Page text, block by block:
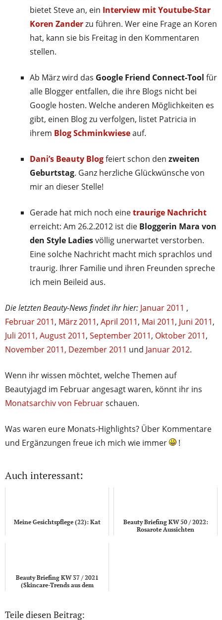
bietet Steve an, ein Interview mit Youtube-Star
Koren Zanderzu führen. Wer eine Frage an Koren
hat, kann sie bis Freitag in den Kommentaren
stellen.
Ab März wird das Google Friend Connect-Tool für
alle Blogger entfallen, die ihre Blogs nicht bei
Google hosten. Welche anderen Möglichkeiten es
gibt, einen Blog zu verfolgen, listet Patricia in
ihrem Blog Schminkwieseauf.
Dani’s Beauty Blogfeiert schon den zweiten
Geburtstag. Ganz herzliche Glückwünsche von
mir an dieser Stelle!
Gerade hat mich noch einetraurige Nachricht
erreicht: Am 26.2.2012 ist die Bloggerin Mara von
den Style Ladiesvöllig unerwartet verstorben.
Eine solche Nachricht macht mich sprachlos und
traurig. Ihrer Familie und ihren Freunden spreche
ich mein Beileid aus.
Die letzten Beauty-News findet ihr hier: Januar 2011 ,
Februar 2011, März 2011, April 2011, Mai 2011, Juni 2011,
Juli 2011, August 2011, September 2011, Oktober 2011,
November 2011, Dezember 2011 und Januar 2012.
Wenn ihr wissen möchtet, welche Themen auf
Beautyjagd im Februar angesagt waren, könnt ihr ins
Monatsarchiv von Februarschauen.
Was waren eure Monats-Highlights? Über Kommentare
und Ergänzungen freue ich mich wie immer
!
Auch interessant:
Meine Gesichtspflege (22): Kat
Beauty Briefing KW 50 / 2022:
Rosarote Aussichten
Beauty Briefing KW 37 / 2021
(Skincare-Trends aus dem
Teile diesen Beitrag: